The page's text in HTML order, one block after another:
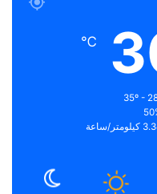
℃
ساعة